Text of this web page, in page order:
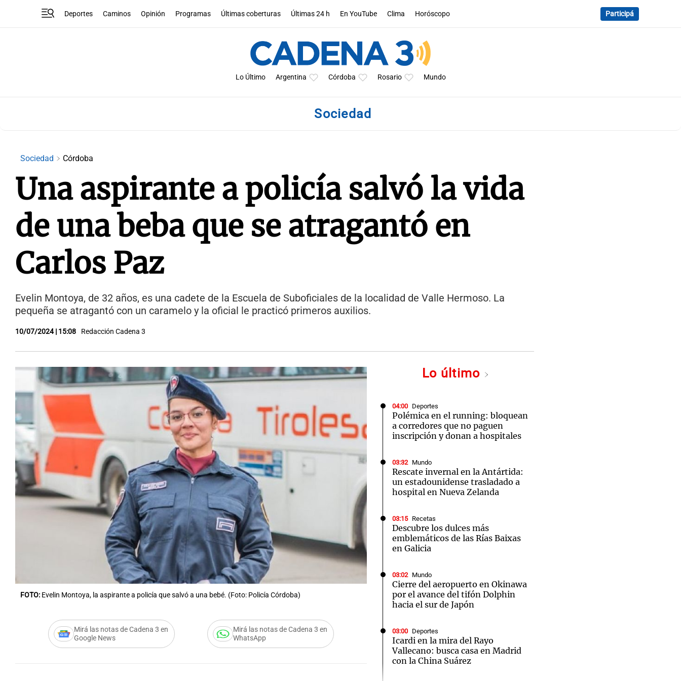
Deportes Caminos Opinión Programas Últimas coberturas Últimas 24 h En YouTube Clima Horóscopo Participá
Lo Último Argentina Córdoba Rosario Mundo
Sociedad
Sociedad Córdoba
Una aspirante a policía salvó la vida
de una beba que se atragantó en
Carlos Paz
Evelin Montoya, de 32 años, es una cadete de la Escuela de Suboficiales de la localidad de Valle Hermoso. La
pequeña se atragantó con un caramelo y la oficial le practicó primeros auxilios.
10/07/2024 | 15:08 Redacción Cadena 3
FOTO: Evelin Montoya, la aspirante a policía que salvó a una bebé. (Foto: Policía Córdoba)
Mirá las notas de Cadena 3 en
Google News
Mirá las notas de Cadena 3 en
WhatsApp
Lo último
04:00 Deportes
Polémica en el running: bloquean
a corredores que no paguen
inscripción y donan a hospitales
03:32 Mundo
Rescate invernal en la Antártida:
un estadounidense trasladado a
hospital en Nueva Zelanda
03:15 Recetas
Descubre los dulces más
emblemáticos de las Rías Baixas
en Galicia
03:02 Mundo
Cierre del aeropuerto en Okinawa
por el avance del tifón Dolphin
hacia el sur de Japón
03:00 Deportes
Icardi en la mira del Rayo
Vallecano: busca casa en Madrid
con la China Suárez
Notas
Mundial 2026
Notas
La Sole en Cadena 3 El huracán de Arequito Cadena 3 en Groenlandia